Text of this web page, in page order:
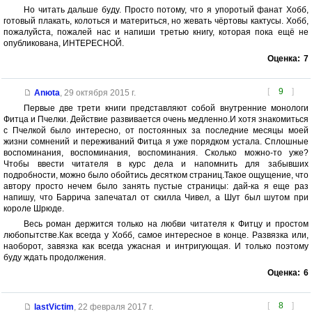
Но читать дальше буду. Просто потому, что я упоротый фанат Хобб,
готовый плакать, колоться и материться, но жевать чёртовы кактусы. Хобб,
пожалуйста, пожалей нас и напиши третью книгу, которая пока ещё не
опубликована, ИНТЕРЕСНОЙ.
Оценка: 7
[ 9 ]
Anюta 29 октября 2015 г.
Первые две трети книги представляют собой внутренние монологи
Фитца и Пчелки. Действие развивается очень медленно.И хотя знакомиться
с Пчелкой было интересно, от постоянных за последние месяцы моей
жизни сомнений и переживаний Фитца я уже порядком устала. Сплошные
воспоминания, воспоминания, воспоминания. Сколько можно-то уже?
Чтобы ввести читателя в курс дела и напомнить для забывших
подробности, можно было обойтись десятком страниц.Такое ощущение, что
автору просто нечем было занять пустые страницы: дай-ка я еще раз
напишу, что Баррича запечатал от скилла Чивел, а Шут был шутом при
короле Шрюде.
Весь роман держится только на любви читателя к Фитцу и простом
любопытстве.Как всегда у Хобб, самое интересное в конце. Развязка или,
наоборот, завязка как всегда ужасная и интригующая. И только поэтому
буду ждать продолжения.
Оценка: 6
[ 8 ]
lastVictim 22 февраля 2017 г.